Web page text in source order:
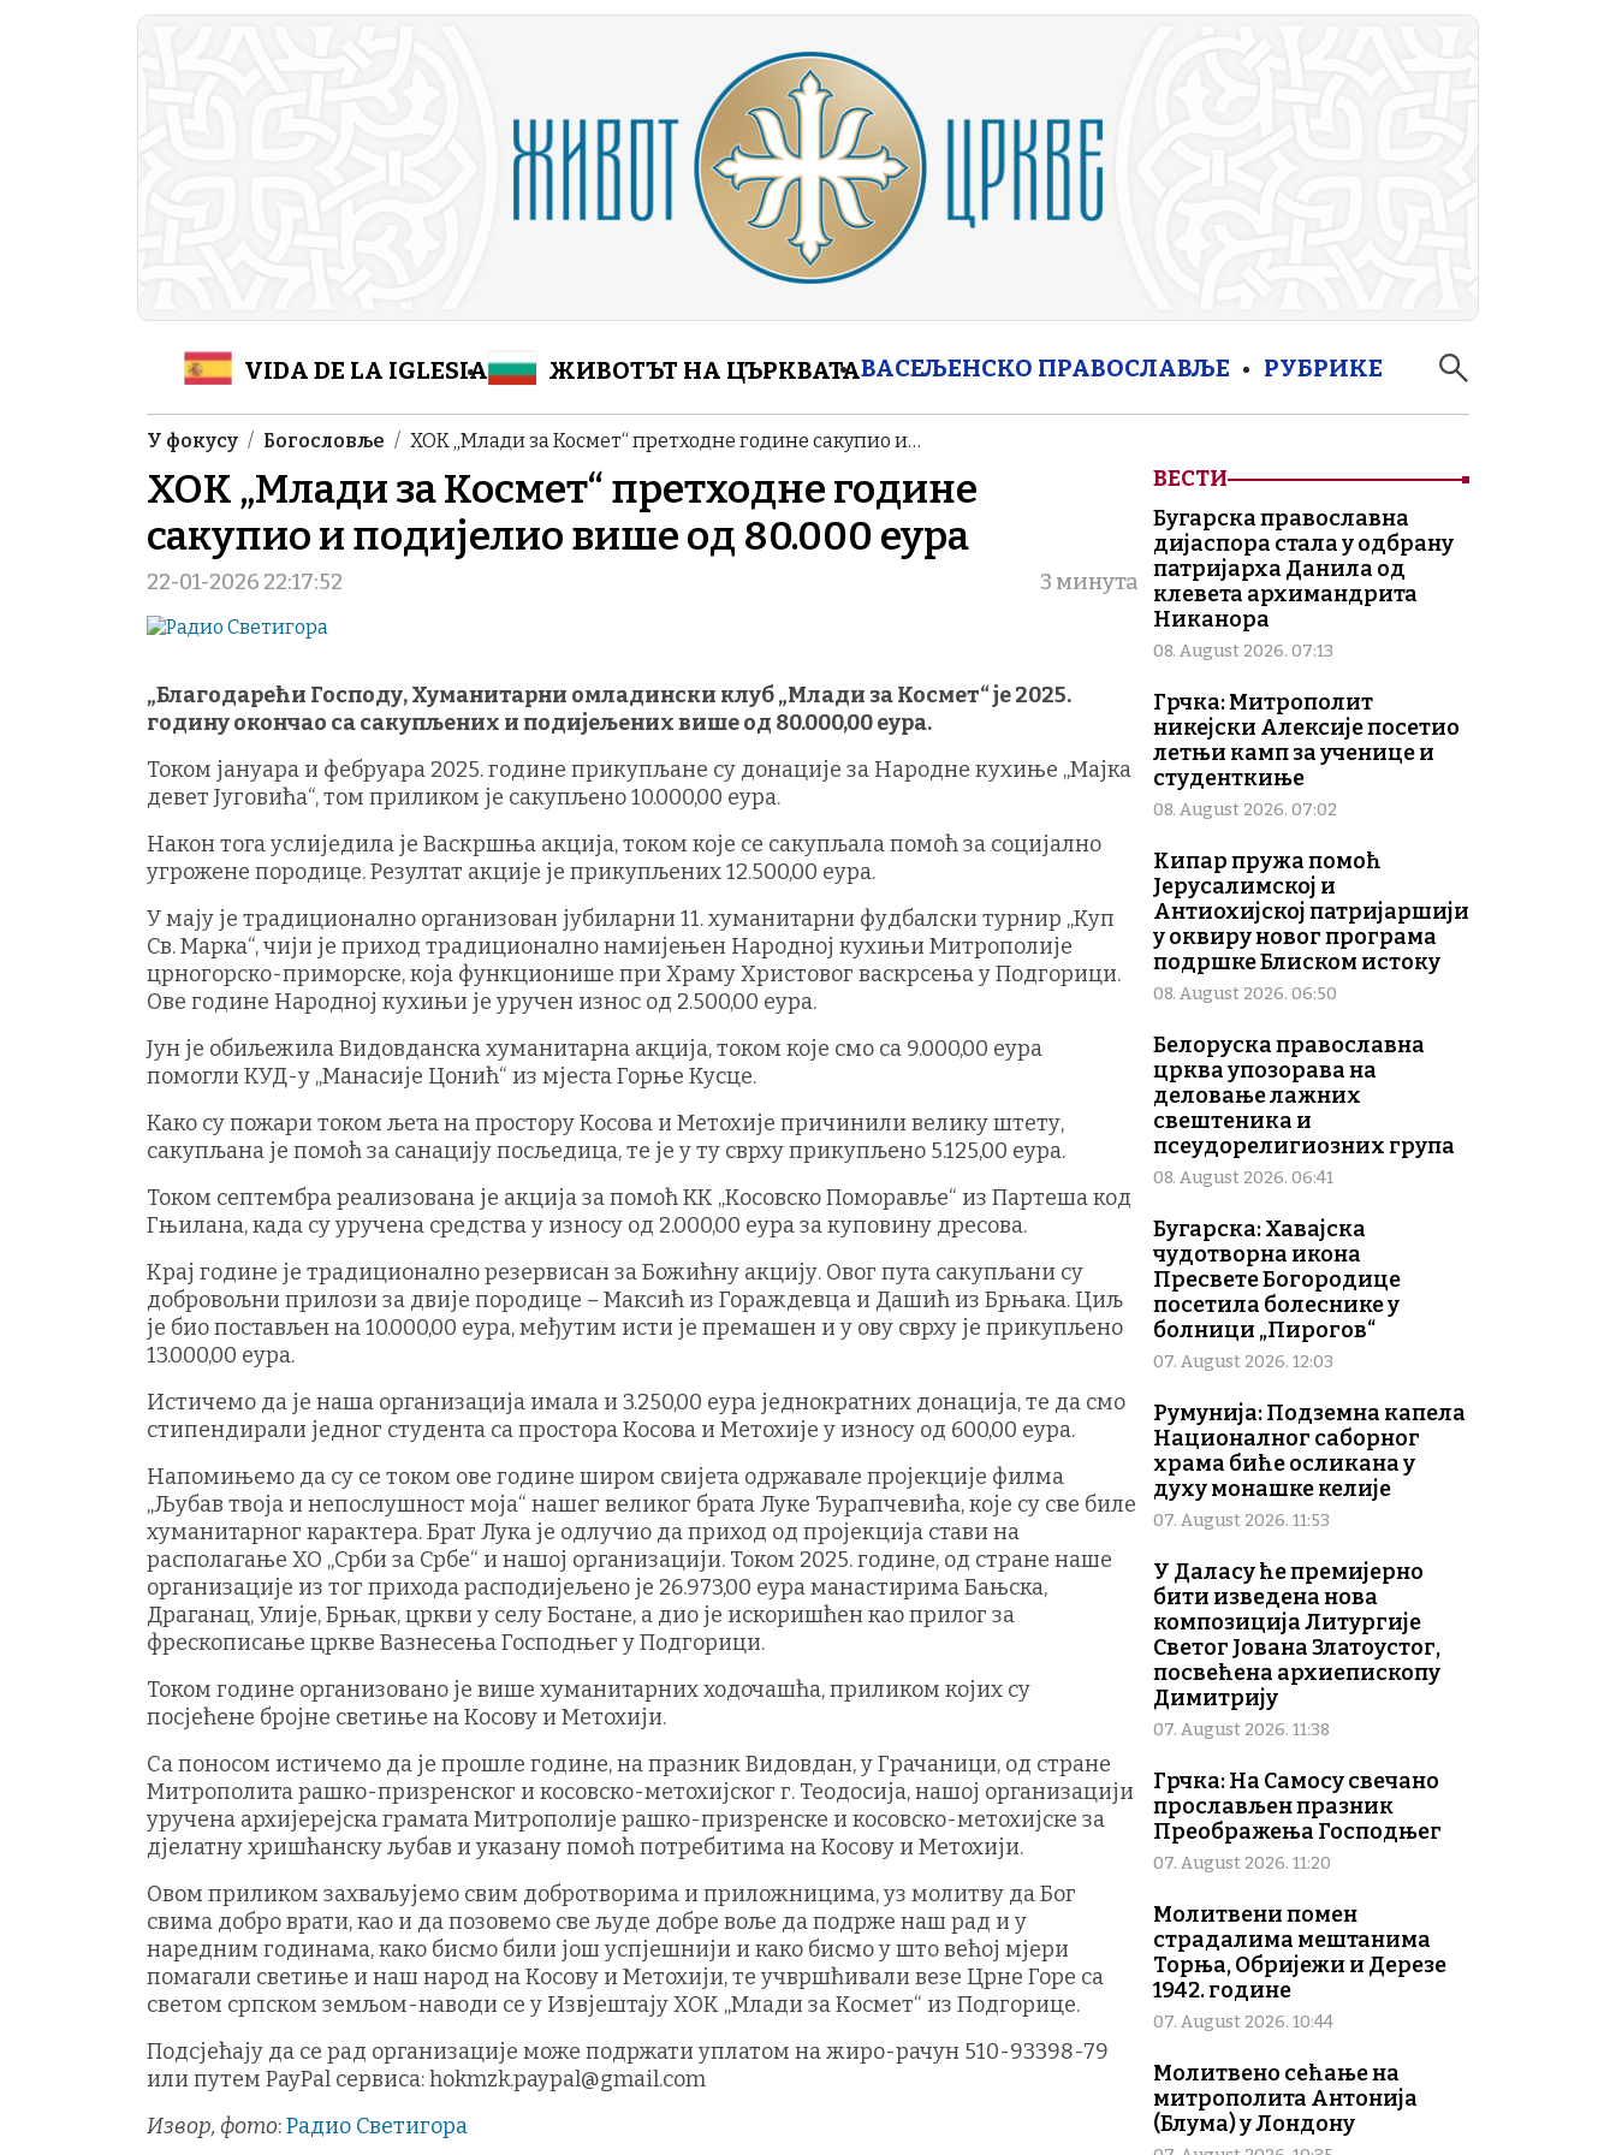
Skip to main content
Header Category Menu
VIDA DE LA IGLESIA ЖИВОТЪТ НА ЦЪРКВАТАВАСЕЉЕНСКО ПРАВОСЛАВЉЕ РУБРИКЕ
Breadcrumb
У фокусу Богословље ХОК „Млади за Космет“ претходне године сакупио и…
ХОК „Млади за Космет“ претходне године
сакупио и подијелио више од 80.000 еура
22-01-2026 22:17:52 3 минута
„Благодарећи Господу, Хуманитарни омладински клуб „Млади за Космет“ је 2025.
годину окончао са сакупљених и подијељених више од 80.000,00 еура.
Током јануара и фебруара 2025. године прикупљане су донације за Народне кухиње „Мајка
девет Југовића“, том приликом је сакупљено 10.000,00 еура.
Након тога услиједила је Васкршња акција, током које се сакупљала помоћ за социјално
угрожене породице. Резултат акције је прикупљених 12.500,00 еура.
У мају је традиционално организован јубиларни 11. хуманитарни фудбалски турнир „Куп
Св. Марка“, чији је приход традиционално намијењен Народној кухињи Митрополије
црногорско-приморске, која функционише при Храму Христовог васкрсења у Подгорици.
Ове године Народној кухињи је уручeн износ од 2.500,00 еура.
Јун је обиљежила Видовданска хуманитарна акција, током које смо са 9.000,00 еура
помогли КУД-у „Манасије Цонић“ из мјеста Горње Кусце.
Како су пожари током љета на простору Косова и Метохије причинили велику штету,
сакупљана је помоћ за санацију посљедица, те је у ту сврху прикупљено 5.125,00 еура.
Током септембра реализована је акција за помоћ КК „Косовско Поморавље“ из Партеша код
Гњилана, када су уручена средства у износу од 2.000,00 еура за куповину дресова.
Крај године је традиционално резервисан за Божићну акцију. Овог пута сакупљани су
добровољни прилози за двије породице – Максић из Гораждевца и Дашић из Брњака. Циљ
је био постављен на 10.000,00 еура, међутим исти је премашен и у ову сврху је прикупљено
13.000,00 еура.
Истичемо да је наша организација имала и 3.250,00 еура једнократних донација, те да смо
стипендирали једног студента са простора Косова и Метохије у износу од 600,00 еура.
Напомињемо да су се током ове године широм свијета одржавале пројекције филма
„Љубав твоја и непослушност моја“ нашег великог брата Луке Ђурапчевића, које су све биле
хуманитарног карактера. Брат Лука је одлучио да приход од пројекција стави на
располагање ХО „Срби за Србе“ и нашој организацији. Током 2025. године, од стране наше
организације из тог прихода расподијељено је 26.973,00 еура манастирима Бањска,
Драганац, Улије, Брњак, цркви у селу Бостанe, а дио је искоришћен као прилог за
фрескописање цркве Вазнесења Господњег у Подгорици.
Током године организовано је више хуманитарних ходочашћа, приликом којих су
посјећене бројне светиње на Косову и Метохији.
Са поносом истичемо да је прошле године, на празник Видовдан, у Грачаници, од стране
Митрополита рашко-призренског и косовско-метохијског г. Теодосија, нашој организацији
уручена архијерејска грамата Митрополије рашко-призренске и косовско-метохијске за
дјелатну хришћанску љубав и указану помоћ потребитима на Косову и Метохији.
Овом приликом захваљујемо свим добротворима и приложницима, уз молитву да Бог
свима добро врати, као и да позовемо све људе добре воље да подрже наш рад и у
наредним годинама, како бисмо били још успјешнији и како бисмо у што већој мјери
помагали светиње и наш народ на Косову и Метохији, те учвршћивали везе Црне Горе са
светом српском земљом-наводи се у Извјештају ХОК „Млади за Космет“ из Подгорице.
Подсјећају да се рад организације може подржати уплатом на жиро-рачун 510-93398-79
или путем PayPal сервиса: hokmzk.paypal@gmail.com
Извор, фото:Радио Светигора
ВЕСТИ
Бугарска православна
дијаспора стала у одбрану
патријарха Данила од
клевета архимандрита
Никанора
08. August 2026. 07:13
Грчка: Митрополит
никејски Алексије посетио
летњи камп за ученице и
студенткиње
08. August 2026. 07:02
Кипар пружа помоћ
Јерусалимској и
Антиохијској патријаршији
у оквиру новог програма
подршке Блиском истоку
08. August 2026. 06:50
Белоруска православна
црква упозорава на
деловање лажних
свештеника и
псеудорелигиозних група
08. August 2026. 06:41
Бугарска: Хавајска
чудотворна икона
Пресвете Богородице
посетила болеснике у
болници „Пирогов“
07. August 2026. 12:03
Румунија: Подземна капела
Националног саборног
храма биће осликана у
духу монашке келије
07. August 2026. 11:53
У Даласу ће премијерно
бити изведена нова
композиција Литургије
Светог Јована Златоустог,
посвећена архиепископу
Димитрију
07. August 2026. 11:38
Грчка: На Самосу свечано
прослављен празник
Преображења Господњег
07. August 2026. 11:20
Молитвени помен
страдалима мештанима
Торња, Обријежи и Дерезе
1942. године
07. August 2026. 10:44
Молитвено сећање на
митрополита Антонија
(Блума) у Лондону